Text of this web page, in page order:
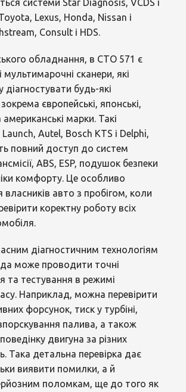
системи Star Diagnosis, VCDS і
Lexus, Honda, Nissan і
Consult і HDS.
обладнання, в СТО 571 є
мультимарочні сканери, які
будь-які
європейські, японські,
американські марки. Такі
Launch, Autel, Bosch KTS і Delphi,
повний доступ до систем
ABS, ESP, подушок безпеки
комфорту. Це особливо
власників авто з пробігом, коли
коректну роботу всіх
діагностичним технологіям
може проводити точні
та тестування в режимі
Наприклад, можна перевірити
форсунок, тиск у турбіні,
палива, а також
двигуна за різних
Така детальна перевірка дає
виявити помилки, а й
поломкам, ще до того як